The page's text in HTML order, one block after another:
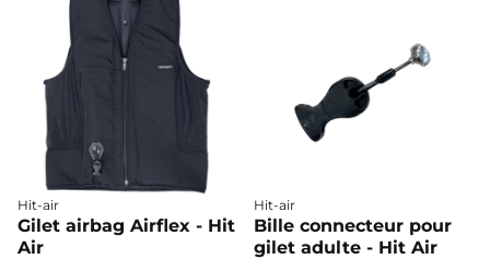
simple, rapide et fiable.
Hit-air
Gilet airbag Airflex - Hit
Air
Hit-air
Bille connecteur pour
gilet adulte - Hit Air